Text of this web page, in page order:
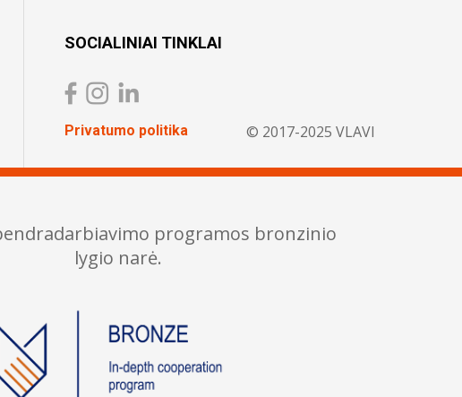
SOCIALINIAI TINKLAI
Privatumo politika © 2017-2025 VLAVI
programos bronzinio
lygio narė.